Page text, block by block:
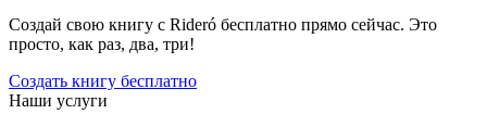
Создай свою книгу с Rideró бесплатно прямо сейчас. Это
просто, как раз, два, три!
Создать книгу бесплатно
Наши услуги